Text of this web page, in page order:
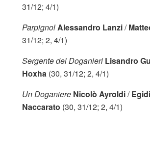
31/12; 4/1)
ParpignolAlessandro Lanzi/
31/12; 2, 4/1)
Sergente dei Doganieri Lisandro
Hoxha (30, 31/12; 2, 4/1)
Un Doganiere Nicolò Ayroldi/
Naccarato (30, 31/12; 2, 4/1)